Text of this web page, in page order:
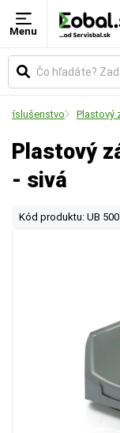
Menu
príslušenstvo Plastový
Plastový
- sivá
Kód produktu: UB